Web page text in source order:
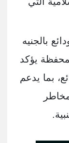
بالجنيه
يؤكد
بما يدعم